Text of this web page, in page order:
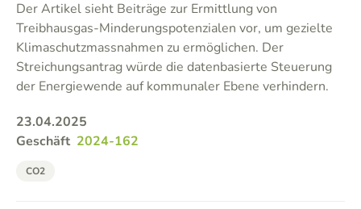
Der Artikel sieht Beiträge zur Ermittlung von
Treibhausgas-Minderungspotenzialen vor, um gezielte
Klimaschutzmassnahmen zu ermöglichen. Der
Streichungsantrag würde die datenbasierte Steuerung
der Energiewende auf kommunaler Ebene verhindern.
23.04.2025
Geschäft 2024-162
CO2